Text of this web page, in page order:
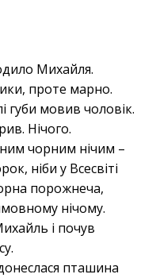
Михайля.
проте марно.
губи мовив чоловік.
Нічого.
чорним нічим –
ніби у Всесвіті
порожнеча,
нічому.
і почув
пташина